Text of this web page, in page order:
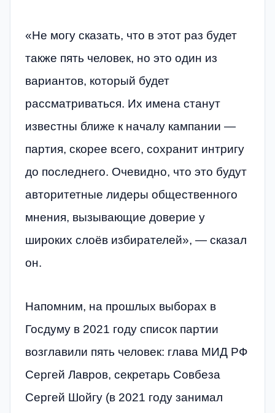
«Не могу сказать, что в этот раз будет
также пять человек, но это один из
вариантов, который будет
рассматриваться. Их имена станут
известны ближе к началу кампании —
партия, скорее всего, сохранит интригу
до последнего. Очевидно, что это будут
авторитетные лидеры общественного
мнения, вызывающие доверие у
широких слоёв избирателей», — сказал
он.
Напомним, на прошлых выборах в
Госдуму в 2021 году список партии
возглавили пять человек: глава МИД РФ
Сергей Лавров, секретарь Совбеза
Сергей Шойгу (в 2021 году занимал